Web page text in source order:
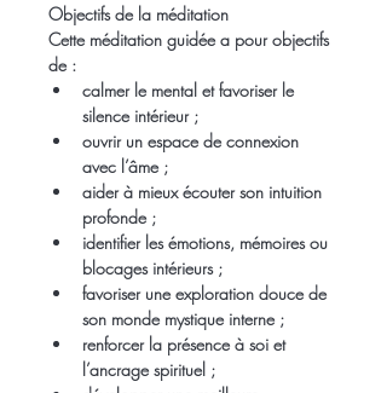
Objectifs de la méditation
Cette méditation guidée a pour objectifs
de :
calmer le mental et favoriser le
silence intérieur ;
ouvrir un espace de connexion
avec l’âme ;
aider à mieux écouter son intuition
profonde ;
identifier les émotions, mémoires ou
blocages intérieurs ;
favoriser une exploration douce de
son monde mystique interne ;
renforcer la présence à soi et
l’ancrage spirituel ;